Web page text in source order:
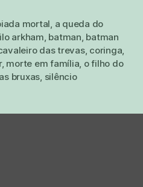
mortal, a queda do
arkham, batman, batman
das trevas, coringa,
, morte em família, o filho do
bruxas, silêncio